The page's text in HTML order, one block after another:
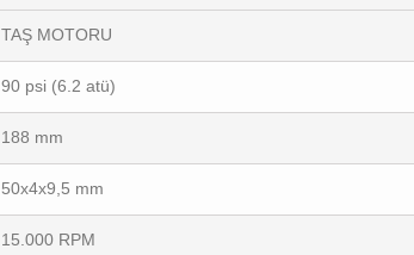
TAŞ MOTORU
90 psi (6.2 atü)
188 mm
50x4x9,5 mm
15.000 RPM